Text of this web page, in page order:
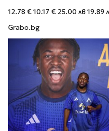
12.78 €10.17 € 25.00 лв 19.89
Grabo.bg